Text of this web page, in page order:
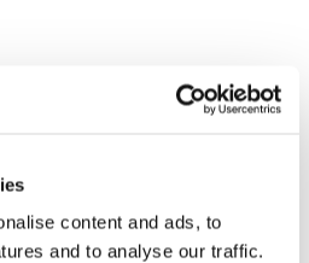
content and ads, to
and to analyse our traffic.